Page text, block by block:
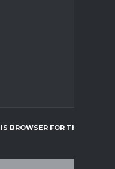
BROWSER FOR THE